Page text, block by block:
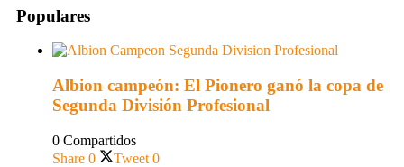
Populares
Albion campeón: El Pionero ganó la copa de
Segunda División Profesional
0 Compartidos
Share 0 Tweet 0